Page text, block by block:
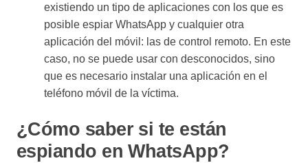
existiendo un tipo de aplicaciones con los que es
posible espiar WhatsApp y cualquier otra
aplicación del móvil: las de control remoto. En este
caso, no se puede usar con desconocidos, sino
que es necesario instalar una aplicación en el
teléfono móvil de la víctima.
¿Cómo saber si te están
espiando en WhatsApp?